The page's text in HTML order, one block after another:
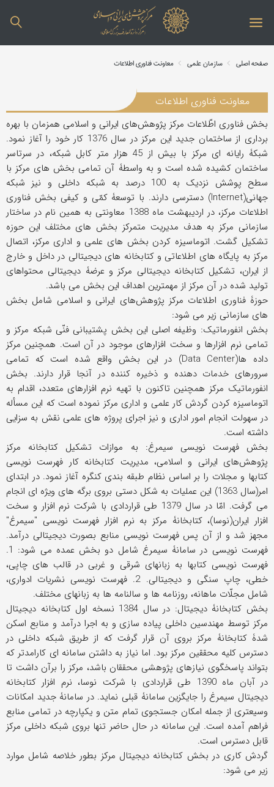
صفحه اصلی سازمان علمی معاونت فناوری اطلاعات
معاونت فناوری اطلاعات
بخش فناوری اطّلاعات مرکز پژوهش‌های ایرانی و اسلامی همزمان با بهره
برداری از ساختمان جدید این مرکز در سال 1376 کار خود را آغاز نمود.
شبکۀ رایانه ای مرکز با بیش از 45 هزار متر کابل شبکه، در سرتاسر
ساختمان کشیده شده است و به واسطۀ آن تمامی بخش های مرکز با
سطح پوشش نزدیک به 100 درصد به شبکه داخلی و نیز شبکه
جهانی(Internet) دسترسی دارند. با توسعۀ کمّی و کیفی بخش فناوری
اطلاعات مرکز، در اردیبهشت ماه 1388 معاونتی به همین نام در ساختار
سازمانی مرکز به هدف مدیریت متمرکز بخش های مختلف این حوزه
تشکیل گشت. اتوماسیزه کردن بخش های علمی و اداری مرکز، اتصال
مرکز به پایگاه های اطلاعاتی و کتابخانه های دیجیتالی در داخل و خارج
از ایران، تشکیل کتابخانه دیجیتالی مرکز و عرضۀ دیجیتالی محتواهای
تولید شده در آن مرکز از مهمترین اهداف این بخش می باشد.
حوزۀ فناوری اطلاعات مرکز پژوهش‌های ایرانی و اسلامی شامل بخش
های سازمانی زیر می شود:
بخش انفورماتیک: وظیفه اصلی این بخش پشتیبانی فنّی شبکه مرکز و
تمامی نرم افزارها و سخت افزارهای موجود در آن است. همچنین مرکز
داده ها(Data Center) در این بخش واقع شده است که تمامی
سرورهای خدمات دهنده و ذخیره کننده در آنجا قرار دارند. بخش
انفورماتیک مرکز همچنین تاکنون با تهیه نرم افزارهای متعدد، اقدام به
اتوماسیزه کردن گردش کار علمی و اداری مرکز نموده است که این مسأله
در سهولت انجام امور اداری و نیز اجرای پروژه های علمی نقش به سزایی
داشته است.
بخش فهرست نویسی سیمرغ: به موازات تشکیل کتابخانه مرکز
پژوهش‌های ایرانی و اسلامی، مدیریت کتابخانه کار فهرست نویسی
کتابها و مجلات را بر اساس نظام طبقه بندی کنگره آغاز نمود. در ابتدای
امر(سال 1363) این عملیات به شکل دستی بروی برگه های ویژه ای انجام
می گرفت. امّا در سال 1379 طی قراردادی با شرکت نرم افزار و سخت
افزار ایران(نوسا)، کتابخانۀ مرکز به نرم افزار فهرست نویسی "سیمرغ"
مجهز شد و از آن پس فهرست نویسی منابع بصورت دیجیتالی درآمد.
فهرست نویسی در سامانۀ سیمرغ شامل دو بخش عمده می شود: 1.
فهرست نویسی کتابها به زبانهای شرقی و غربی در قالب های چاپی،
خطی، چاپ سنگی و دیجیتالی. 2. فهرست نویسی نشریات ادواری،
شامل مجلّات ماهانه، روزنامه ها و سالنامه ها به زبانهای مختلف.
بخش کتابخانۀ دیجیتال: در سال 1384 نسخه اول کتابخانه دیجیتال
مرکز توسط مهندسین داخلی پیاده سازی و به اجرا درآمد و منابع اسکن
شدۀ کتابخانۀ مرکز بروی آن قرار گرفت که از طریق شبکه داخلی در
دسترس کلیه محققین مرکز بود. اما نیاز به داشتن سامانه ای کارامدتر که
بتواند پاسخگوی نیازهای پژوهشی محققان باشد، مرکز را برآن داشت تا
در آبان ماه 1390 طی قراردادی با شرکت نوسا، نرم افزار کتابخانه
دیجیتال سیمرغ را جایگزین سامانۀ قبلی نماید. در سامانۀ جدید امکانات
وسیعتری از جمله امکان جستجوی تمام متن و یکپارچه در تمامی منابع
فراهم آمده است. این سامانه در حال حاضر تنها بروی شبکه داخلی مرکز
قابل دسترس است.
گردش کاری در بخش کتابخانه دیجیتال مرکز بطور خلاصه شامل موارد
زیر می شود: